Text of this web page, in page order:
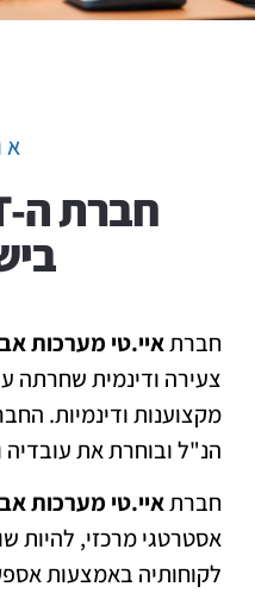
חברתאיי.טי מערכות
צעירה ודינמית שחרתה
מקצוענות ודינמיות.
הנ"ל ובוחרת את עובדיה
חברתאיי.טי מערכות
אסטרטגי מרכזי,
לקוחותיה באמצעות